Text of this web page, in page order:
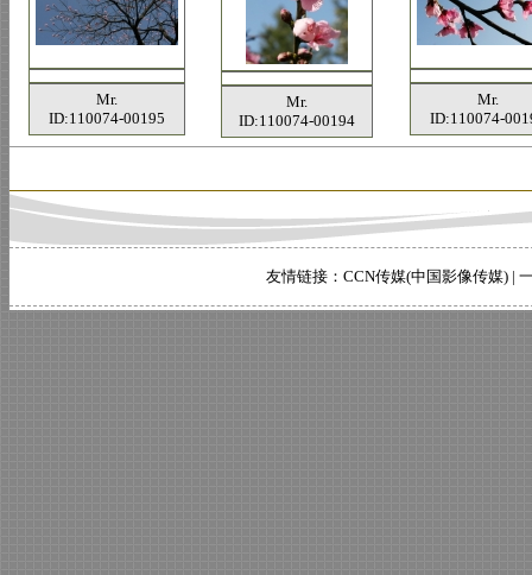
Mr.
ID:110074-00195
Mr.
ID:110074-00194
Mr.
ID:110074-
友情链接： CCN传媒(中国影像传媒) |